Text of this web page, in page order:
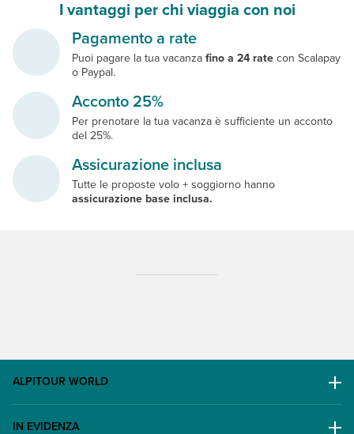
I vantaggi per chi viaggia con noi
Pagamento a rate
Puoi pagare la tua vacanzafino a 24 ratecon Scalapay
o Paypal.
Acconto 25%
Per prenotare la tua vacanza è sufficiente un acconto
del 25%.
Assicurazione inclusa
Tutte le proposte volo + soggiorno hanno
assicurazione base inclusa.
ALPITOUR WORLD
AWARD
IN EVIDENZA